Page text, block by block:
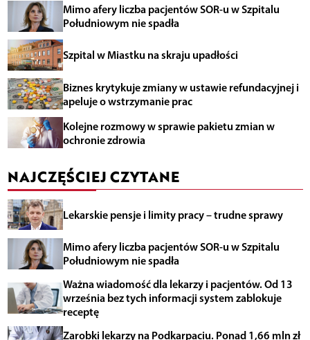
Mimo afery liczba pacjentów SOR-u w Szpitalu
Południowym nie spadła
Szpital w Miastku na skraju upadłości
Biznes krytykuje zmiany w ustawie refundacyjnej i
apeluje o wstrzymanie prac
Kolejne rozmowy w sprawie pakietu zmian w
ochronie zdrowia
NAJCZĘŚCIEJ CZYTANE
Lekarskie pensje i limity pracy – trudne sprawy
Mimo afery liczba pacjentów SOR-u w Szpitalu
Południowym nie spadła
Ważna wiadomość dla lekarzy i pacjentów. Od 13
września bez tych informacji system zablokuje
receptę
Zarobki lekarzy na Podkarpaciu. Ponad 1,66 mln zł